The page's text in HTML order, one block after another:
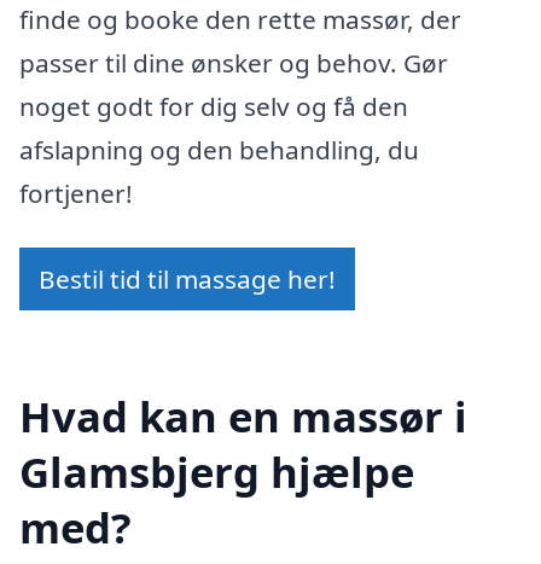
finde og booke den rette massør, der
passer til dine ønsker og behov. Gør
noget godt for dig selv og få den
afslapning og den behandling, du
fortjener!
Bestil tid til massage her!
Hvad kan en massør i
Glamsbjerg hjælpe
med?